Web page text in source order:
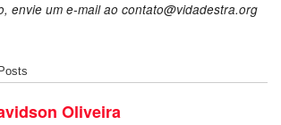
envie um e-mail ao contato@vidadestra.org
Oliveira